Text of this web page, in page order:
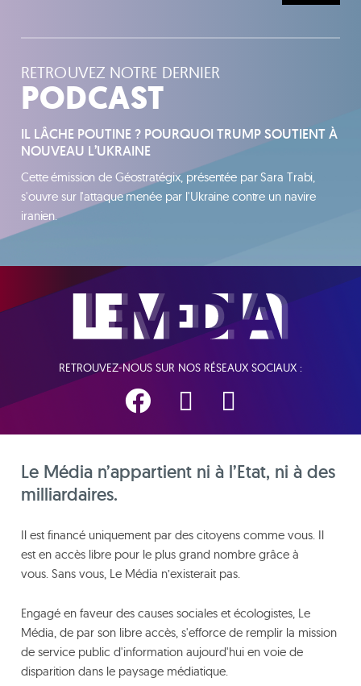
RETROUVEZ NOTRE DERNIER
PODCAST
IL LÂCHE POUTINE ? POURQUOI TRUMP SOUTIENT À
NOUVEAU L’UKRAINE
Cette émission de Géostratégix, présentée par Sara Trabi,
s'ouvre sur l'attaque menée par l'Ukraine contre un navire
iranien.
RETROUVEZ-NOUS SUR NOS RÉSEAUX SOCIAUX :
Le Média n’appartient ni à l’Etat, ni à des
milliardaires.
Il est financé uniquement par des citoyens comme vous. Il
est en accès libre pour le plus grand nombre grâce à
vous. Sans vous, Le Média n’existerait pas.
Engagé en faveur des causes sociales et écologistes, Le
Média, de par son libre accès, s'efforce de remplir la mission
de service public d'information aujourd'hui en voie de
disparition dans le paysage médiatique.